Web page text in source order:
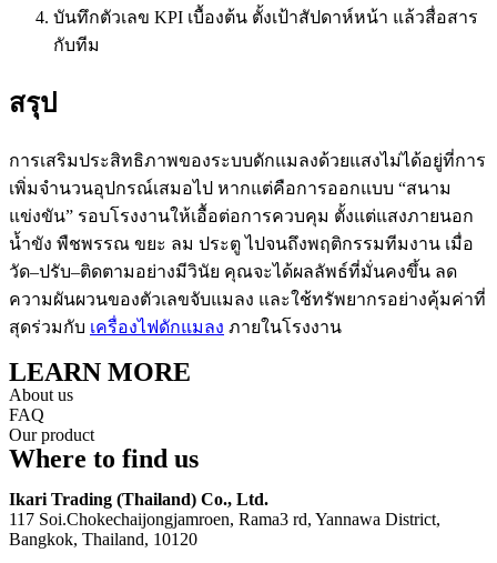
บันทึกตัวเลข KPI เบื้องต้น ตั้งเป้าสัปดาห์หน้า แล้วสื่อสาร
กับทีม
สรุป
การเสริมประสิทธิภาพของระบบดักแมลงด้วยแสงไม่ได้อยู่ที่การ
เพิ่มจำนวนอุปกรณ์เสมอไป หากแต่คือการออกแบบ “สนาม
แข่งขัน” รอบโรงงานให้เอื้อต่อการควบคุม ตั้งแต่แสงภายนอก
น้ำขัง พืชพรรณ ขยะ ลม ประตู ไปจนถึงพฤติกรรมทีมงาน เมื่อ
วัด–ปรับ–ติดตามอย่างมีวินัย คุณจะได้ผลลัพธ์ที่มั่นคงขึ้น ลด
ความผันผวนของตัวเลขจับแมลง และใช้ทรัพยากรอย่างคุ้มค่าที่
สุดร่วมกับ เครื่องไฟดักแมลง ภายในโรงงาน
LEARN MORE
About us
FAQ
Our product
Where to find us
Ikari Trading (Thailand) Co., Ltd.
117 Soi.Chokechaijongjamroen, Rama3 rd, Yannawa District,
Bangkok, Thailand, 10120